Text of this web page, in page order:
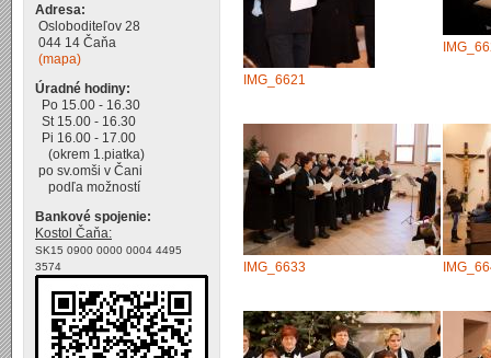
IMG_6621
IMG_6633
Adresa:
Osloboditeľov 28
044 14 Čaňa
(mapa)
Úradné hodiny:
Po 15.00 - 16.30
St 15.00 - 16.30
Pi 16.00 - 17.00
(okrem 1.piatka)
po sv.omši v Čani
podľa možností
Bankové spojenie:
Kostol Čaňa:
SK15 0900 0000 0004 4495
3574